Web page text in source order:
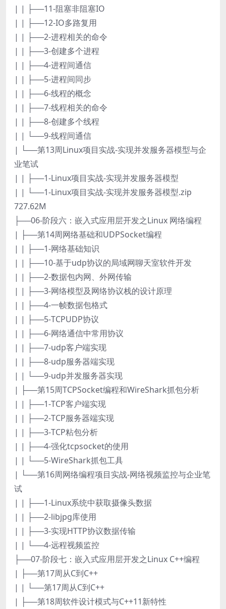
| | ├──11-阻塞非阻塞IO
| | ├──12-IO多路复用
| | ├──2-进程相关的命令
| | ├──3-创建多个进程
| | ├──4-进程间通信
| | ├──5-进程间同步
| | ├──6-线程的概念
| | ├──7-线程相关的命令
| | ├──8-创建多个线程
| | └──9-线程间通信
| └──第13周Linux项目实战-实现并发服务器模型与企
业笔试
| | ├──1-Linux项目实战-实现并发服务器模型
| | └──1-Linux项目实战-实现并发服务器模型.zip
727.62M
├──06-阶段六：嵌入式应用层开发之Linux 网络编程
| ├──第14周网络基础和UDPSocket编程
| | ├──1-网络基础知识
| | ├──10-基于udp协议的局域网聊天室软件开发
| | ├──2-数据包内网、外网传输
| | ├──3-网络模型及网络协议栈的设计原理
| | ├──4-一帧数据包格式
| | ├──5-TCPUDP协议
| | ├──6-网络通信中常用协议
| | ├──7-udp客户端实现
| | ├──8-udp服务器端实现
| | └──9-udp并发服务器实现
| ├──第15周TCPSocket编程和WireShark抓包分析
| | ├──1-TCP客户端实现
| | ├──2-TCP服务器端实现
| | ├──3-TCP粘包分析
| | ├──4-强化tcpsocket的使用
| | └──5-WireShark抓包工具
| └──第16周网络编程项目实战-网络视频监控与企业笔
试
| | ├──1-Linux系统中获取摄像头数据
| | ├──2-libjpg库使用
| | ├──3-实现HTTP协议数据传输
| | └──4-远程视频监控
├──07-阶段七：嵌入式应用层开发之Linux C++编程
| ├──第17周从C到C++
| | └──第17周从C到C++
| ├──第18周软件设计模式与C++11新特性